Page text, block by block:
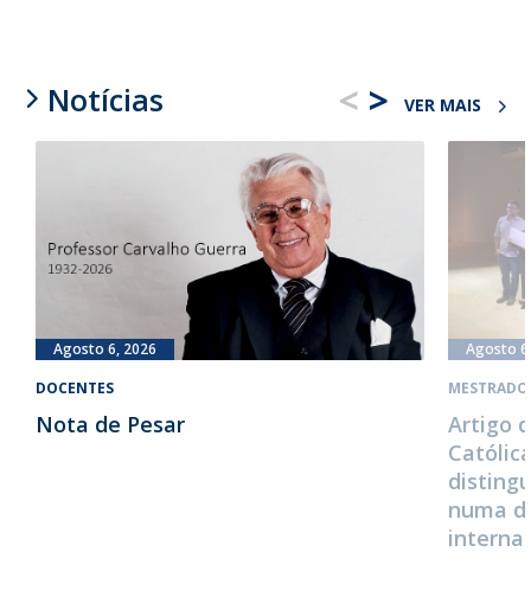
VER MAIS
Notícias < >
DOCENTES
Nota de Pesar
Agosto 6, 2026
Artigo
numa
Agosto